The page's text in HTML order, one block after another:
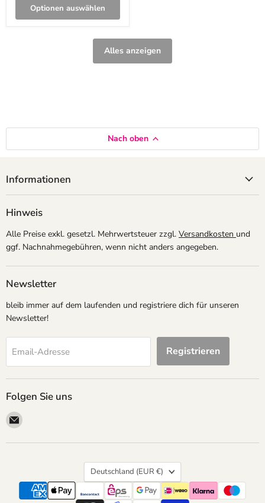
Optionen auswählen
Alles anzeigen
Nach oben
Informationen
Hinweis
Alle Preise exkl. gesetzl. Mehrwertsteuer zzgl. Versandkosten und
ggf. Nachnahmegebühren, wenn nicht anders angegeben.
Newsletter
bleib immer auf dem laufenden und registriere dich für unseren
Newsletter!
Email-Adresse Registrieren
Folgen Sie uns
Email
Land
Deutschland (EUR €)